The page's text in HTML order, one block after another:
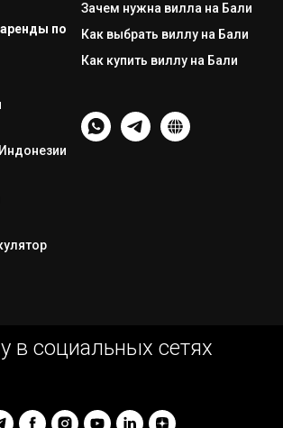
по
Зачем нужна вилла на Бали
Как выбрать виллу на Бали
Как купить виллу на Бали
в социальных сетях